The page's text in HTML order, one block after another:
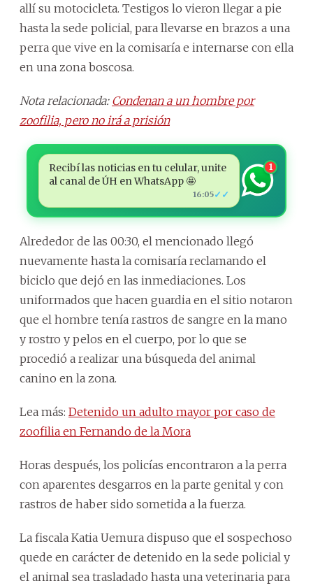
allí su motocicleta. Testigos lo vieron llegar a pie
hasta la sede policial, para llevarse en brazos a una
perra que vive en la comisaría e internarse con ella
en una zona boscosa.
Nota relacionada: Condenan a un hombre por
zoofilia, pero no irá a prisión
Recibí las noticias en tu celular, unite
al canal de ÚH en WhatsApp 🤩
16:05✓✓
1
Alrededor de las 00:30, el mencionado llegó
nuevamente hasta la comisaría reclamando el
biciclo que dejó en las inmediaciones. Los
uniformados que hacen guardia en el sitio notaron
que el hombre tenía rastros de sangre en la mano
y rostro y pelos en el cuerpo, por lo que se
procedió a realizar una búsqueda del animal
canino en la zona.
Lea más: Detenido un adulto mayor por caso de
zoofilia en Fernando de la Mora
Horas después, los policías encontraron a la perra
con aparentes desgarros en la parte genital y con
rastros de haber sido sometida a la fuerza.
La fiscala Katia Uemura dispuso que el sospechoso
quede en carácter de detenido en la sede policial y
el animal sea trasladado hasta una veterinaria para